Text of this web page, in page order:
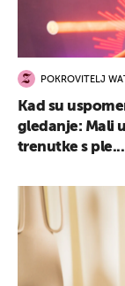
POKROVITELJ
Kad su
gledanje: Mali
trenutke s ple...